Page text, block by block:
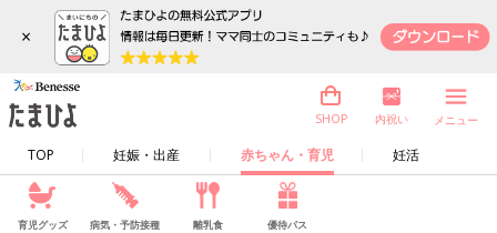
×
TOP 妊娠・出産 赤ちゃん・育児 妊活
SHOP 内祝い メニュー
育児グッズ 病気・予防接種 離乳食 優待パス